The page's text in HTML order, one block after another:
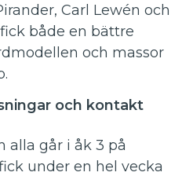
Carl Lewén och
både en bättre
och massor
och kontakt
alla går i åk 3 på
under en hel vecka